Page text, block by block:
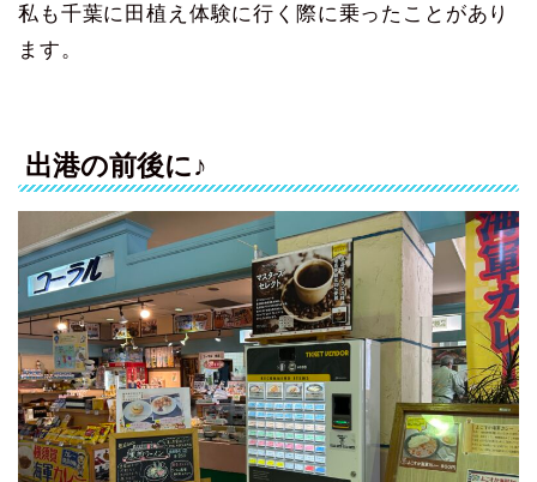
私も千葉に田植え体験に行く際に乗ったことがあり
ます。
出港の前後に♪